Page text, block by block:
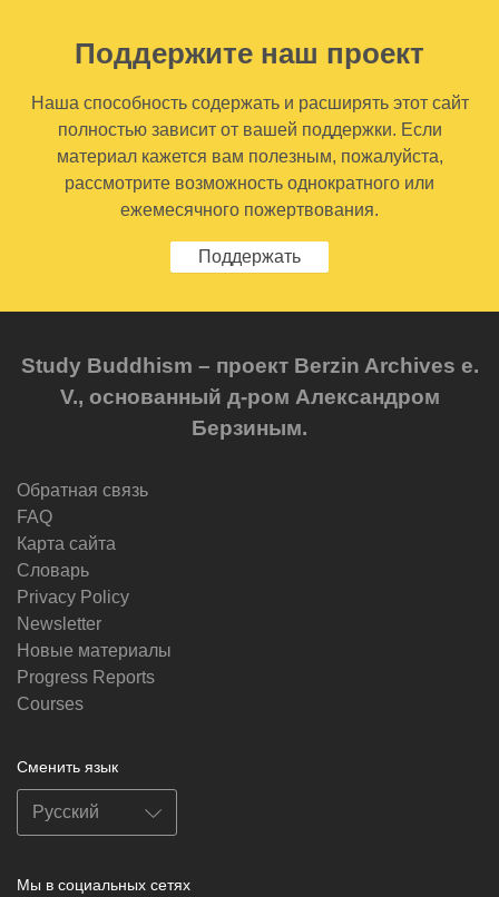
Поддержите наш проект
Наша способность содержать и расширять этот сайт
полностью зависит от вашей поддержки. Если
материал кажется вам полезным, пожалуйста,
рассмотрите возможность однократного или
ежемесячного пожертвования.
Поддержать
Study Buddhism – проект Berzin Archives e.
V., основанный д-ром Александром
Берзиным.
Обратная связь
FAQ
Карта сайта
Словарь
Privacy Policy
Newsletter
Новые материалы
Progress Reports
Courses
Сменить язык
Мы в социальных сетях